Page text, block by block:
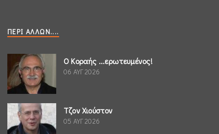
ΠΕΡΊ ΆΛΛΩΝ....
Ο Κοραής ...ερωτευμένος!
06 ΑΥΓ 2026
Τζον Χιούστον
05 ΑΥΓ 2026